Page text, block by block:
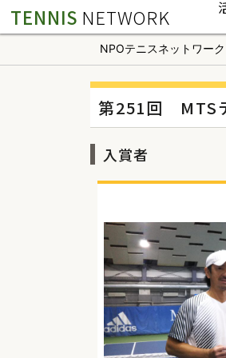
TENNIS NETWORK
NPOテニスネットワーク
第251回 MTS
入賞者